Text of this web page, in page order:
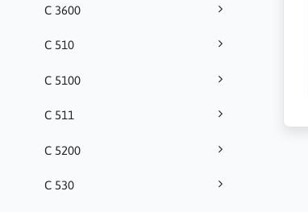
C 3600
C 510
C 5100
C 511
C 5200
C 530